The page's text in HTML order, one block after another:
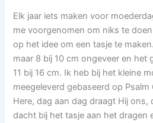
Elk jaar iets maken voor
me voorgenomen om niks te
op het idee om een tasje te
maar 8 bij 10 cm ongeveer en het
11 bij 16 cm. Ik heb bij het kleine
meegeleverd gebaseerd op
Here, dag aan dag draagt Hij ons,
dacht bij het tasje aan het dragen